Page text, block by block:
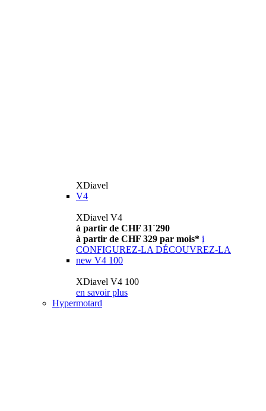
XDiavel
V4
XDiavel V4
à partir de CHF 31´290
à partir de CHF 329 par mois* i
CONFIGUREZ-LA DÉCOUVREZ-LA
new V4 100
XDiavel V4 100
en savoir plus
Hypermotard